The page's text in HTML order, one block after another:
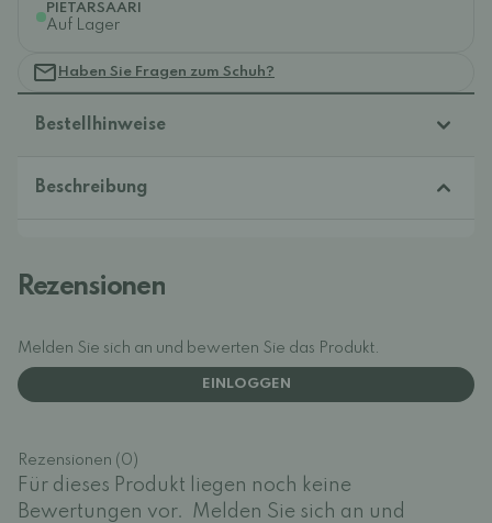
PIETARSAARI
Auf Lager
Haben Sie Fragen zum Schuh?
Bestellhinweise
Beschreibung
Rezensionen
Melden Sie sich an und bewerten Sie das Produkt.
EINLOGGEN
Rezensionen (0)
Für dieses Produkt liegen noch keine
Bewertungen vor.
Melden Sie sich an und